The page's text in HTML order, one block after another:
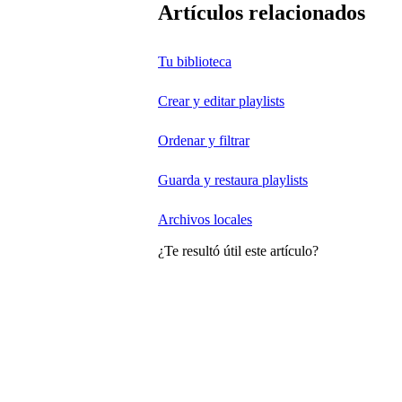
Artículos relacionados
Tu biblioteca
Crear y editar playlists
Ordenar y filtrar
Guarda y restaura playlists
Archivos locales
¿Te resultó útil este artículo?